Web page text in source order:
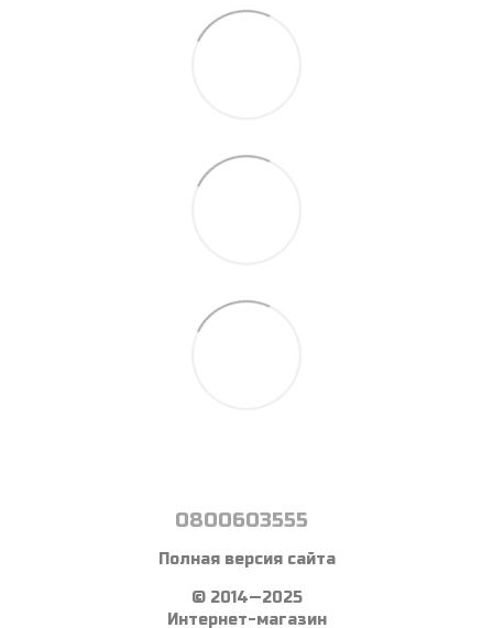
0800603555
Полная версия сайта
© 2014—2025
Интернет-магазин